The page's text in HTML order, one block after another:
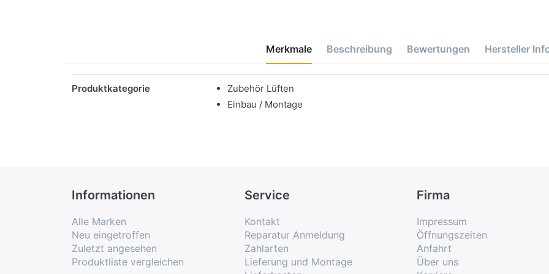
Merkmale Beschreibung Bewertungen Hersteller
Produktkategorie
Zubehör Lüften
Einbau / Montage
Informationen
Alle Marken
Neu eingetroffen
Zuletzt angesehen
Produktliste vergleichen
Service
Kontakt
Reparatur Anmeldung
Zahlarten
Lieferung und Montage
Firma
Impressum
Öffnungszeiten
Anfahrt
Über uns